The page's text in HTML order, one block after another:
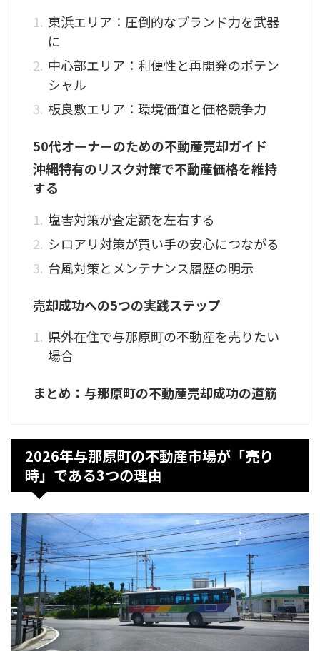
東浜エリア：圧倒的なブランド力を武器
に
中心部エリア：利便性と再開発のポテン
シャル
板良敷エリア：環境価値と価格競争力
50代オーナーのための不動産売却ガイド
沖縄特有のリスク対策で不動産価格を維持
する
塩害対策が査定額を左右する
シロアリ対策が買い手の安心につながる
台風対策とメンテナンス履歴の明示
売却成功への5つの実践ステップ
県外在住で与那原町の不動産を売りたい
場合
まとめ：与那原町の不動産売却成功の道筋
2026年与那原町の不動産市場が「売り
時」である3つの理由